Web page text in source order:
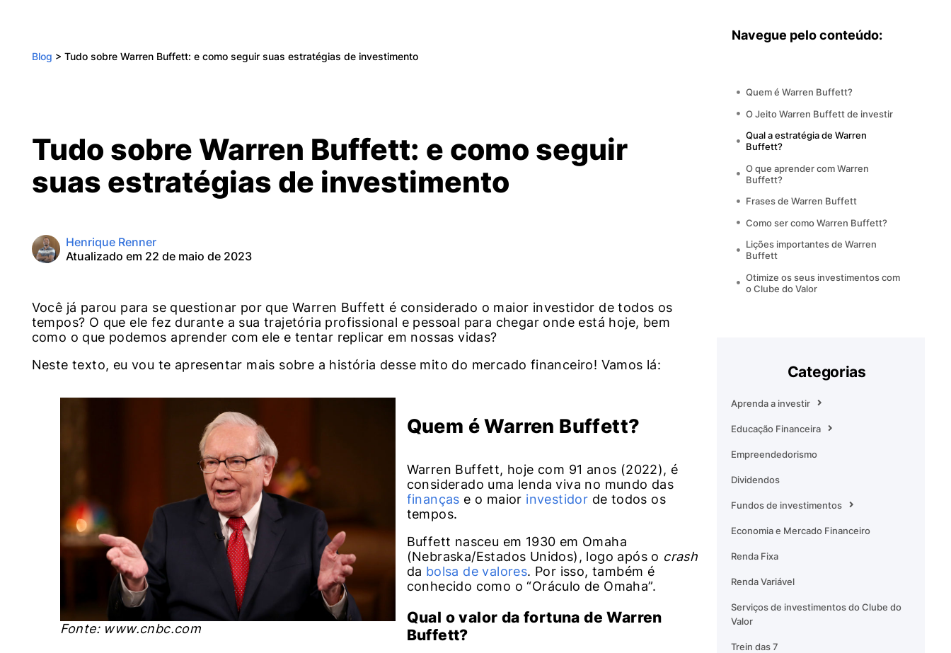
Blog > Tudo sobre Warren Buffett: e como seguir suas estratégias de investimento
Tudo sobre Warren Buffett: e como seguir
suas estratégias de investimento
Henrique Renner
Atualizado em 22 de maio de 2023
Você já parou para se questionar por que Warren Buffett é considerado o maior investidor de todos os
tempos? O que ele fez durante a sua trajetória profissional e pessoal para chegar onde está hoje, bem
como o que podemos aprender com ele e tentar replicar em nossas vidas?
Neste texto, eu vou te apresentar mais sobre a história desse mito do mercado financeiro! Vamos lá:
Fonte: www.cnbc.com
Quem é Warren Buffett?
Warren Buffett, hoje com 91 anos (2022), é
considerado uma lenda viva no mundo das
finanças e o maior investidor de todos os
tempos.
Buffett nasceu em 1930 em Omaha
(Nebraska/Estados Unidos), logo após o crash
da bolsa de valores. Por isso, também é
conhecido como o “Oráculo de Omaha”.
Qual o valor da fortuna de Warren
Buffett?
Navegue pelo conteúdo:
Quem é Warren Buffett?
O Jeito Warren Buffett de investir
Qual a estratégia de Warren
Buffett?
O que aprender com Warren
Buffett?
Frases de Warren Buffett
Como ser como Warren Buffett?
Lições importantes de Warren
Buffett
Otimize os seus investimentos com
o Clube do Valor
Categorias
Aprenda a investir
Educação Financeira
Empreendedorismo
Dividendos
Fundos de investimentos
Economia e Mercado Financeiro
Renda Fixa
Renda Variável
Serviços de investimentos do Clube do
Valor
Trein das 7